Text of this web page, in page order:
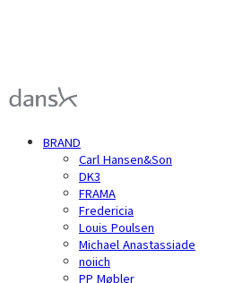
BRAND
Carl Hansen&Son
DK3
FRAMA
Fredericia
Louis Poulsen
Michael Anastassiade
noiich
PP Møbler